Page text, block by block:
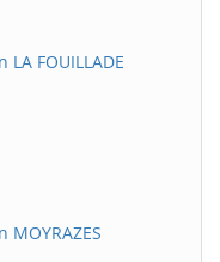
FOUILLADE